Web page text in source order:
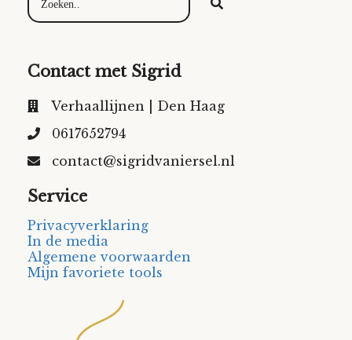
Contact met Sigrid
Verhaallijnen | Den Haag
0617652794
contact@sigridvaniersel.nl
Service
Privacyverklaring
In de media
Algemene voorwaarden
Mijn favoriete tools